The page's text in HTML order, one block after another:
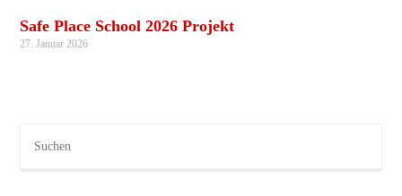
Safe Place School 2026 Projekt
27. Januar 2026